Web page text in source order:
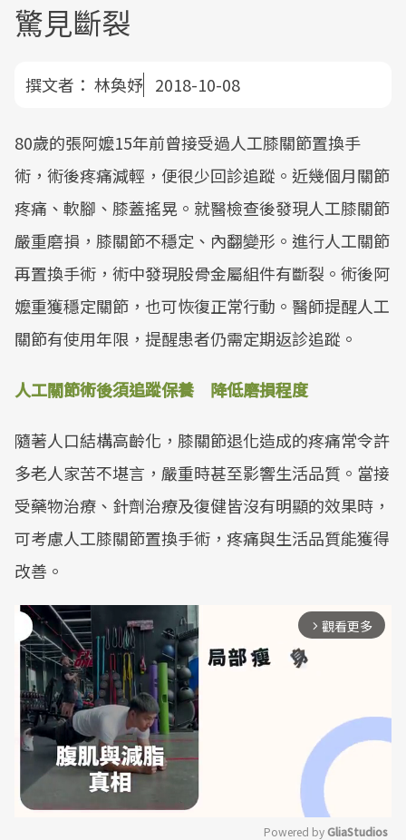
驚見斷裂
撰文者： 林奐妤 2018-10-08
80歲的張阿嬤15年前曾接受過人工膝關節置換手
術，術後疼痛減輕，便很少回診追蹤。近幾個月關節
疼痛、軟腳、膝蓋搖晃。就醫檢查後發現人工膝關節
嚴重磨損，膝關節不穩定、內翻變形。進行人工關節
再置換手術，術中發現股骨金屬組件有斷裂。術後阿
嬤重獲穩定關節，也可恢復正常行動。醫師提醒人工
關節有使用年限，提醒患者仍需定期返診追蹤。
人工關節術後須追蹤保養 降低磨損程度
隨著人口結構高齡化，膝關節退化造成的疼痛常令許
多老人家苦不堪言，嚴重時甚至影響生活品質。當接
受藥物治療、針劑治療及復健皆沒有明顯的效果時，
可考慮人工膝關節置換手術，疼痛與生活品質能獲得
改善。
arrow_forward_ios 觀看更多
Powered by GliaStudios